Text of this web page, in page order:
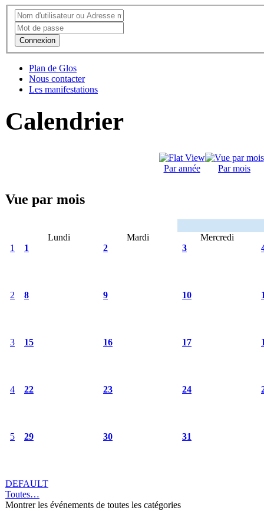
Connexion
Plan de Glos
Nous contacter
Les manifestations
Calendrier
Par année Par mois
Vue par mois
Lundi Mardi
Mercredi
1
1 2 3
2 8 9 10
3 15 16 17
4 22 23 24
5 29 30 31
DEFAULT
Toutes…
Montrer les événements de toutes les catégories